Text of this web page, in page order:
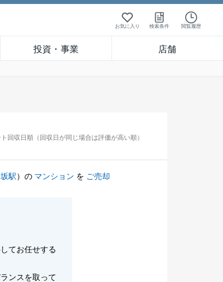
お気に入り 検索条件 閲覧履歴
投資・事業 店舗
回収日順（回収日が同じ場合は評価が高い順）
駅）の マンション を ご売却
てお任せする
ンスを取って